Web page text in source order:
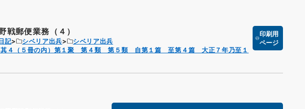
戦郵便業務（４）
記 シベリア出兵
シベリア出兵
４（５冊の内）第１聚 第４類 第５類 自第１篇 至第４篇 大正７年乃至１
印刷用
ページ